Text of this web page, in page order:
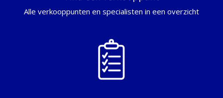
Alle verkooppunten en specialisten in een overzicht